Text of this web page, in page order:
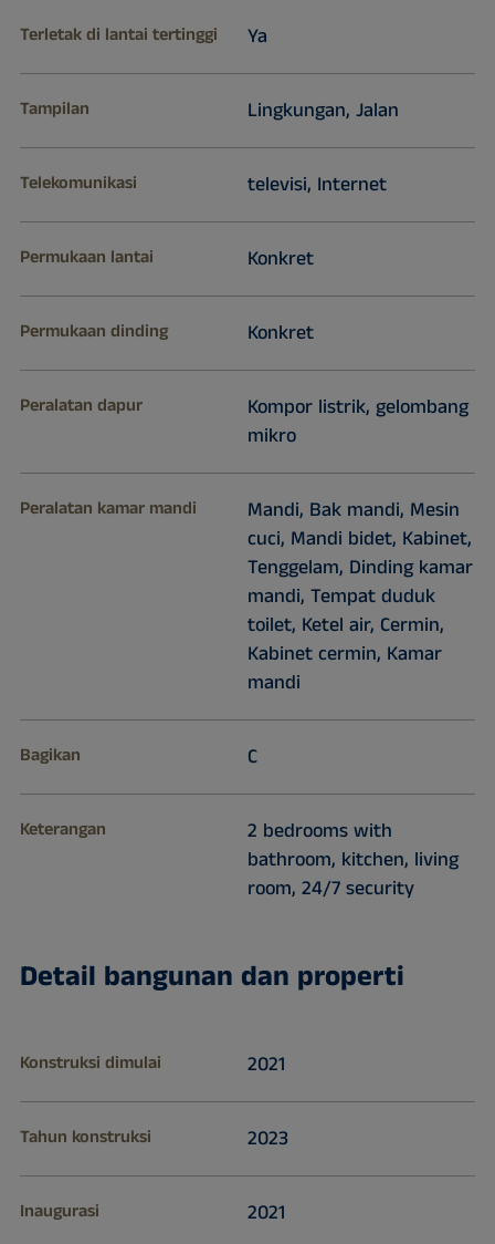
Terletak di lantai tertinggi Ya
Tampilan Lingkungan, Jalan
Telekomunikasi televisi, Internet
Permukaan lantai Konkret
Permukaan dinding Konkret
Peralatan dapur
Kompor listrik, gelombang
mikro
Peralatan kamar mandi
Mandi, Bak mandi, Mesin
cuci, Mandi bidet, Kabinet,
Tenggelam, Dinding kamar
mandi, Tempat duduk
toilet, Ketel air, Cermin,
Kabinet cermin, Kamar
mandi
Bagikan C
Keterangan
2 bedrooms with
bathroom, kitchen, living
room, 24/7 security
Detail bangunan dan properti
Konstruksi dimulai 2021
Tahun konstruksi 2023
Inaugurasi 2021